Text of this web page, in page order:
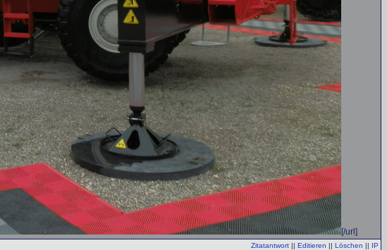
[/url]
Zitatantwort || Editieren || Löschen || IP